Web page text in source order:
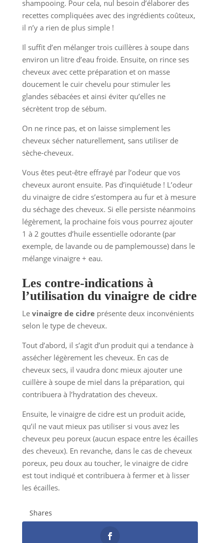
shampooing. Pour cela, nul besoin d’élaborer des
recettes compliquées avec des ingrédients coûteux,
il n’y a rien de plus simple !
Il suffit d’en mélanger trois cuillères à soupe dans
environ un litre d’eau froide. Ensuite, on rince ses
cheveux avec cette préparation et on masse
doucement le cuir chevelu pour stimuler les
glandes sébacées et ainsi éviter qu’elles ne
sécrètent trop de sébum.
On ne rince pas, et on laisse simplement les
cheveux sécher naturellement, sans utiliser de
sèche-cheveux.
Vous êtes peut-être effrayé par l’odeur que vos
cheveux auront ensuite. Pas d’inquiétude ! L’odeur
du vinaigre de cidre s’estompera au fur et à mesure
du séchage des cheveux. Si elle persiste néanmoins
légèrement, la prochaine fois vous pourrez ajouter
1 à 2 gouttes d’huile essentielle odorante (par
exemple, de lavande ou de pamplemousse) dans le
mélange vinaigre + eau.
Les contre-indications à
l’utilisation du vinaigre de cidre
Le vinaigre de cidreprésente deux inconvénients
selon le type de cheveux.
Tout d’abord, il s’agit d’un produit qui a tendance à
assécher légèrement les cheveux. En cas de
cheveux secs, il vaudra donc mieux ajouter une
cuillère à soupe de miel dans la préparation, qui
contribuera à l’hydratation des cheveux.
Ensuite, le vinaigre de cidre est un produit acide,
qu’il ne vaut mieux pas utiliser si vous avez les
cheveux peu poreux (aucun espace entre les écailles
des cheveux). En revanche, dans le cas de cheveux
poreux, peu doux au toucher, le vinaigre de cidre
est tout indiqué et contribuera à fermer et à lisser
les écailles.
Shares